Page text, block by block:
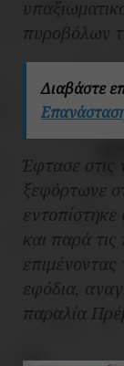
πυροβόλων
Διαβάστε
Έφτασε στις
ξεφόρτωνε
και παρά
εφόδια,
παραλία